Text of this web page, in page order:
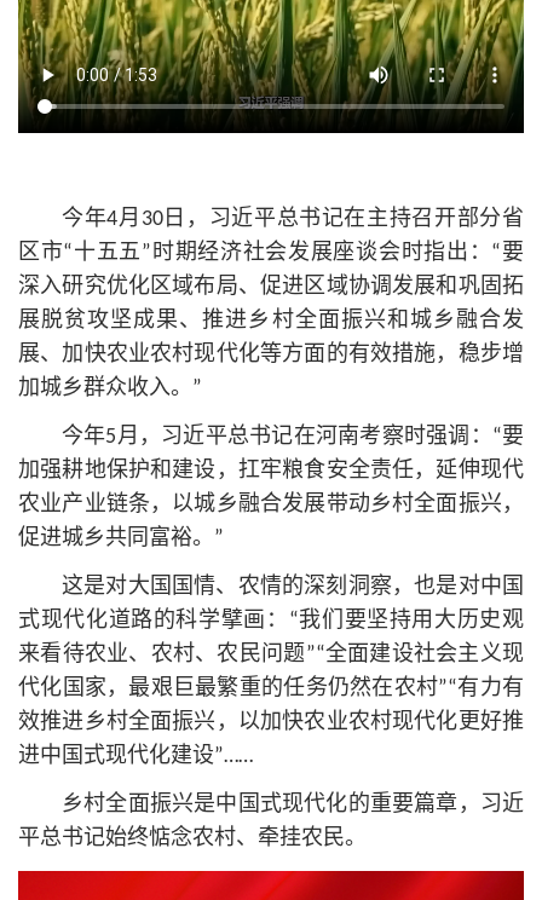
今年4月30日，习近平总书记在主持召开部分省
区市“十五五”时期经济社会发展座谈会时指出：“要
深入研究优化区域布局、促进区域协调发展和巩固拓
展脱贫攻坚成果、推进乡村全面振兴和城乡融合发
展、加快农业农村现代化等方面的有效措施，稳步增
加城乡群众收入。”
今年5月，习近平总书记在河南考察时强调：“要
加强耕地保护和建设，扛牢粮食安全责任，延伸现代
农业产业链条，以城乡融合发展带动乡村全面振兴，
促进城乡共同富裕。”
这是对大国国情、农情的深刻洞察，也是对中国
式现代化道路的科学擘画：“我们要坚持用大历史观
来看待农业、农村、农民问题”“全面建设社会主义现
代化国家，最艰巨最繁重的任务仍然在农村”“有力有
效推进乡村全面振兴，以加快农业农村现代化更好推
进中国式现代化建设”……
乡村全面振兴是中国式现代化的重要篇章，习近
平总书记始终惦念农村、牵挂农民。